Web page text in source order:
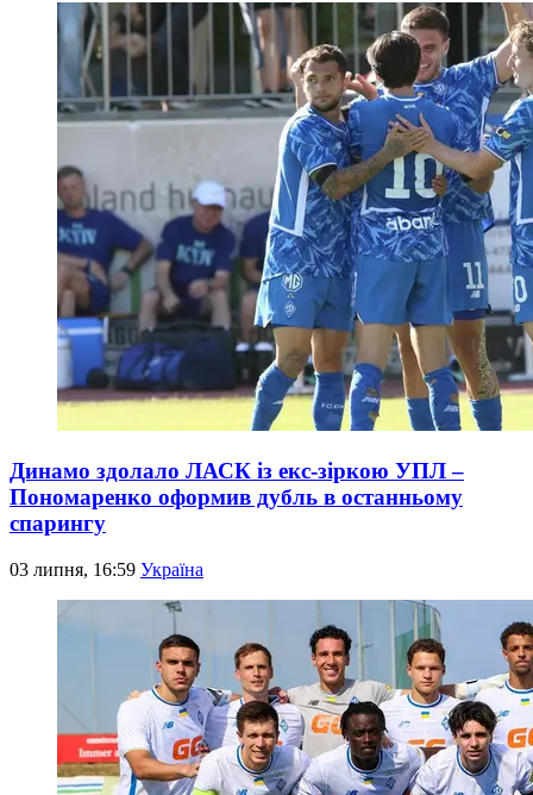
Динамо здолало ЛАСК із екс-зіркою УПЛ –
Пономаренко оформив дубль в останньому
спарингу
03 липня, 16:59 Україна